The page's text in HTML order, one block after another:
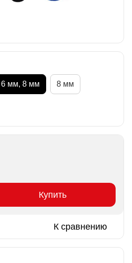
6 мм, 8 мм 8 мм
Купить
К сравнению